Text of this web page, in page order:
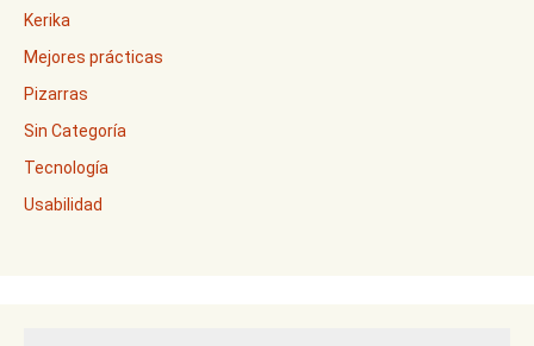
Kerika
Mejores prácticas
Pizarras
Sin Categoría
Tecnología
Usabilidad